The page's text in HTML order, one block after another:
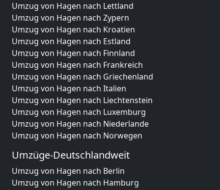
Umzug von Hagen nach Lettland
Umzug von Hagen nach Zypern
Umzug von Hagen nach Kroatien
Umzug von Hagen nach Estland
Umzug von Hagen nach Finnland
Umzug von Hagen nach Frankreich
Umzug von Hagen nach Griechenland
Umzug von Hagen nach Italien
Umzug von Hagen nach Liechtenstein
Umzug von Hagen nach Luxemburg
Umzug von Hagen nach Niederlande
Umzug von Hagen nach Norwegen
Umzüge-Deutschlandweit
Umzug von Hagen nach Berlin
Umzug von Hagen nach Hamburg